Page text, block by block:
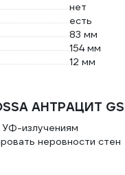
нет
есть
83 мм
154 мм
12 мм
АНТРАЦИТ
УФ-излучениям
неровности стен